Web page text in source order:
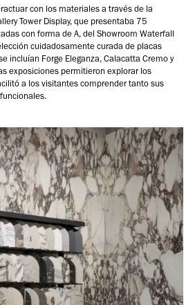
con los materiales a través de la
Tower Display, que presentaba 75
con forma de A, del Showroom Waterfall
cuidadosamente curada de placas
incluían Forge Eleganza, Calacatta Cremo y
exposiciones permitieron explorar los
a los visitantes comprender tanto sus